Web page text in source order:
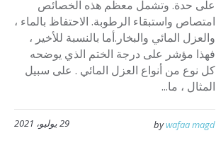
على حدة. وتشمل معظم هذه الخصائص
امتصاص واستبقاء الرطوبة. الاحتفاظ بالماء ،
والعزل المائي والبخار.أما بالنسبة للأخير ،
فهذا مؤشر على درجة الختم الذي يوضحه
كل نوع من أنواع العزل المائي . على سبيل
المثال ، ما...
29 يوليو، 2021 bywafaa magd